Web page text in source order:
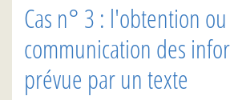
Cas n° 3 : l'obtention
communication des
prévue par un texte